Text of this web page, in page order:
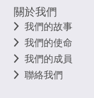
關於我們
我們的故事
我們的使命
我們的成員
聯絡我們